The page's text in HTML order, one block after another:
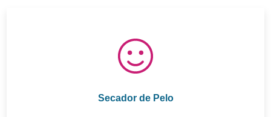
Secador de Pelo